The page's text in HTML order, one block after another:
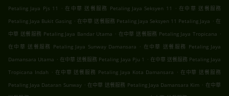
Petaling Jaya Pjs 11
. 在中華 送餐服務 Petaling Jaya Seksyen 11 . 在中華 送餐服務
Petaling Jaya Bukit Gasing . 在中華 送餐服務 Petaling Jaya Seksyen 11 Petaling Jaya . 在
中華 送餐服務 Petaling Jaya Bandar Utama . 在中華 送餐服務 Petaling Jaya Tropicana .
在中華 送餐服務 Petaling Jaya Sunway Damansara . 在中華 送餐服務 Petaling Jaya
Damansara Utama . 在中華 送餐服務 Petaling Jaya Pju 1 . 在中華 送餐服務 Petaling Jaya
Tropicana Indah . 在中華 送餐服務 Petaling Jaya Kota Damansara . 在中華 送餐服務
Petaling Jaya Dataran Sunway . 在中華 送餐服務 Petaling Jaya Damansara Kim . 在中華